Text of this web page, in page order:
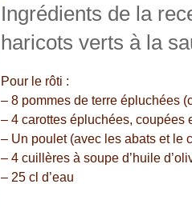
Ingrédients de la
haricots verts à la
Pour le rôti :
– 8 pommes de terre épluchées
– 4 carottes épluchées, coupées
– Un poulet (avec les abats et le
– 4 cuillères à soupe d’huile
– 25 cl d’eau